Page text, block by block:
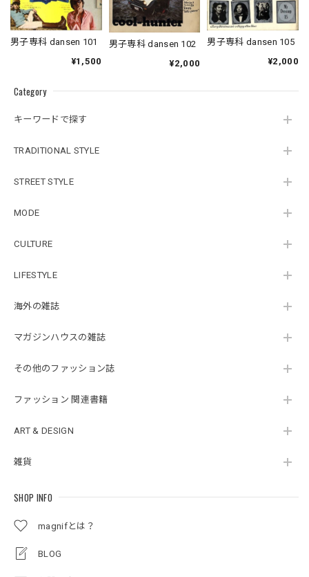
Category
キーワードで探す
TRADITIONAL STYLE
STREET STYLE
MODE
CULTURE
LIFESTYLE
海外の雑誌
マガジンハウスの雑誌
その他のファッション誌
ファッション 関連書籍
ART & DESIGN
雑貨
SHOP INFO
magnifとは？
BLOG
男子専科 dansen 101
¥1,500
男子専科 dansen 102
¥2,000
男子専科 dansen 105
¥2,000